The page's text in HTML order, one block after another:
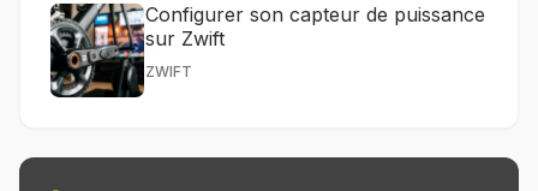
Configurer son capteur de puissance
sur Zwift
ZWIFT